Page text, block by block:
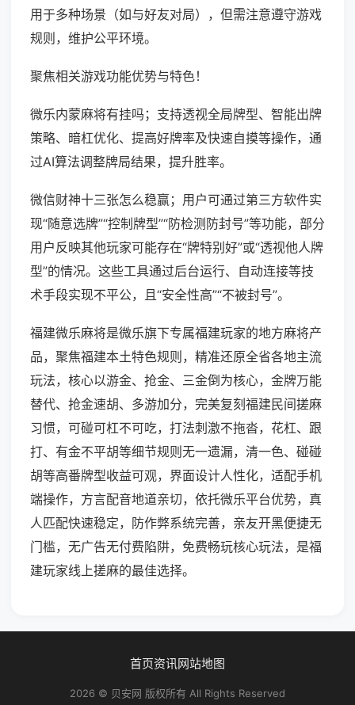
用于多种场景（如与好友对局），但需注意遵守游戏
规则，维护公平环境。
聚焦相关游戏功能优势与特色！
微乐内蒙麻将有挂吗；支持透视全局牌型、智能出牌
策略、暗杠优化、提高好牌率及快速自摸等操作，通
过AI算法调整牌局结果，提升胜率。
微信财神十三张怎么稳赢；用户可通过第三方软件实
现“随意选牌”“控制牌型”“防检测防封号”等功能，部分
用户反映其他玩家可能存在“牌特别好”或“透视他人牌
型”的情况。这些工具通过后台运行、自动连接等技
术手段实现不平公，且“安全性高”“不被封号”。
福建微乐麻将是微乐旗下专属福建玩家的地方麻将产
品，聚焦福建本土特色规则，精准还原全省各地主流
玩法，核心以游金、抢金、三金倒为核心，金牌万能
替代、抢金速胡、多游加分，完美复刻福建民间搓麻
习惯，可碰可杠不可吃，打法刺激不拖沓，花杠、跟
打、有金不平胡等细节规则无一遗漏，清一色、碰碰
胡等高番牌型收益可观，界面设计人性化，适配手机
端操作，方言配音地道亲切，依托微乐平台优势，真
人匹配快速稳定，防作弊系统完善，亲友开黑便捷无
门槛，无广告无付费陷阱，免费畅玩核心玩法，是福
建玩家线上搓麻的最佳选择。
首页资讯网站地图
2026 © 贝安网 版权所有 All Rights Reserved